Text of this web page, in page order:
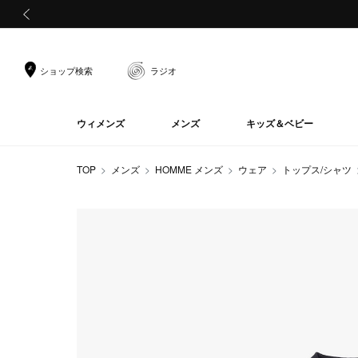
ショップ検索 ラジオ
ウィメンズ メンズ キッズ＆ベビー
TOP メンズ HOMME メンズ ウェア トップス/シャツ